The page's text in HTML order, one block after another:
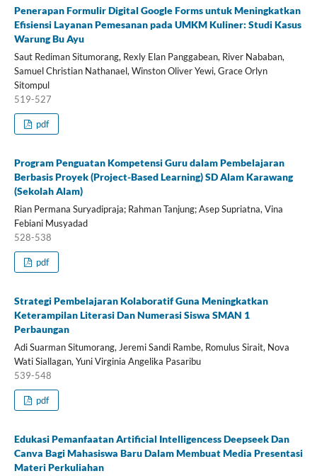
Penerapan Formulir Digital Google Forms untuk Meningkatkan
Efisiensi Layanan Pemesanan pada UMKM Kuliner: Studi Kasus
Warung Bu Ayu
Saut Rediman Situmorang, Rexly Elan Panggabean, River Nababan,
Samuel Christian Nathanael, Winston Oliver Yewi, Grace Orlyn
Sitompul
519-527
pdf
Program Penguatan Kompetensi Guru dalam Pembelajaran
Berbasis Proyek (Project-Based Learning) SD Alam Karawang
(Sekolah Alam)
Rian Permana Suryadipraja; Rahman Tanjung; Asep Supriatna, Vina
Febiani Musyadad
528-538
pdf
Strategi Pembelajaran Kolaboratif Guna Meningkatkan
Keterampilan Literasi Dan Numerasi Siswa SMAN 1
Perbaungan
Adi Suarman Situmorang, Jeremi Sandi Rambe, Romulus Sirait, Nova
Wati Siallagan, Yuni Virginia Angelika Pasaribu
539-548
pdf
Edukasi Pemanfaatan Artificial Intelligencess Deepseek Dan
Canva Bagi Mahasiswa Baru Dalam Membuat Media Presentasi
Materi Perkuliahan